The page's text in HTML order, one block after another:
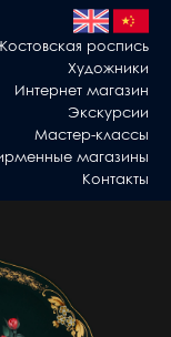
роспись
Художники
Интернет магазин
Экскурсии
Мастер-классы
магазины
Контакты